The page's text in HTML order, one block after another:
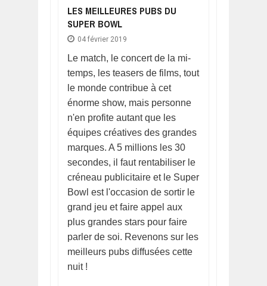
LES MEILLEURES PUBS DU
SUPER BOWL
04 février 2019
Le match, le concert de la mi-
temps, les teasers de films, tout
le monde contribue à cet
énorme show, mais personne
n'en profite autant que les
équipes créatives des grandes
marques. A 5 millions les 30
secondes, il faut rentabiliser le
créneau publicitaire et le Super
Bowl est l'occasion de sortir le
grand jeu et faire appel aux
plus grandes stars pour faire
parler de soi. Revenons sur les
meilleurs pubs diffusées cette
nuit !